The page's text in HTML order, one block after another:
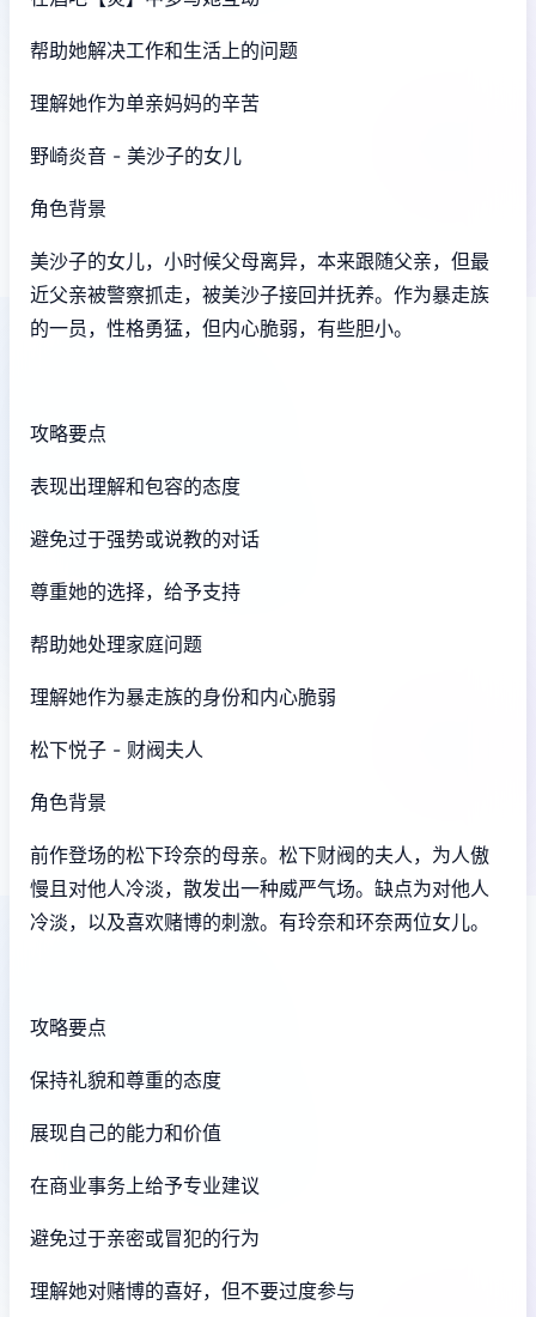
帮助她解决工作和生活上的问题
理解她作为单亲妈妈的辛苦
野崎炎音 - 美沙子的女儿
角色背景
美沙子的女儿，小时候父母离异，本来跟随父亲，但最
近父亲被警察抓走，被美沙子接回并抚养。作为暴走族
的一员，性格勇猛，但内心脆弱，有些胆小。
攻略要点
表现出理解和包容的态度
避免过于强势或说教的对话
尊重她的选择，给予支持
帮助她处理家庭问题
理解她作为暴走族的身份和内心脆弱
松下悦子 - 财阀夫人
角色背景
前作登场的松下玲奈的母亲。松下财阀的夫人，为人傲
慢且对他人冷淡，散发出一种威严气场。缺点为对他人
冷淡，以及喜欢赌博的刺激。有玲奈和环奈两位女儿。
攻略要点
保持礼貌和尊重的态度
展现自己的能力和价值
在商业事务上给予专业建议
避免过于亲密或冒犯的行为
理解她对赌博的喜好，但不要过度参与